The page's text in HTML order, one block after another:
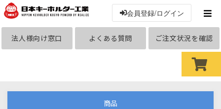
会員登録/ログイン
法人様向け窓口 よくある質問 ご注文状況を確認
商品